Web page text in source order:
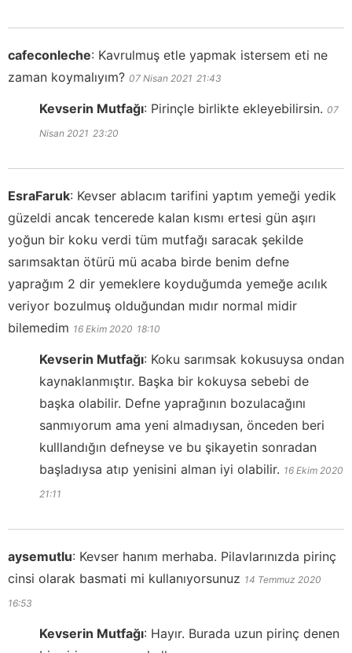
cafeconleche: Kavrulmuş etle yapmak istersem eti ne
zaman koymalıyım? 07 Nisan 2021 21:43
Kevserin Mutfağı: Pirinçle birlikte ekleyebilirsin. 07
Nisan 2021 23:20
EsraFaruk: Kevser ablacım tarifini yaptım yemeği yedik
güzeldi ancak tencerede kalan kısmı ertesi gün aşırı
yoğun bir koku verdi tüm mutfağı saracak şekilde
sarımsaktan ötürü mü acaba birde benim defne
yaprağım 2 dir yemeklere koyduğumda yemeğe acılık
veriyor bozulmuş olduğundan mıdır normal midir
bilemedim 16 Ekim 2020 18:10
Kevserin Mutfağı: Koku sarımsak kokusuysa ondan
kaynaklanmıştır. Başka bir kokuysa sebebi de
başka olabilir. Defne yaprağının bozulacağını
sanmıyorum ama yeni almadıysan, önceden beri
kulllandığın defneyse ve bu şikayetin sonradan
başladıysa atıp yenisini alman iyi olabilir. 16 Ekim 2020
21:11
aysemutlu: Kevser hanım merhaba. Pilavlarınızda pirinç
cinsi olarak basmati mi kullanıyorsunuz 14 Temmuz 2020
16:53
Kevserin Mutfağı: Hayır. Burada uzun pirinç denen